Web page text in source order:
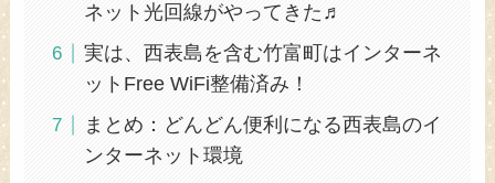
ネット光回線がやってきた♬
実は、西表島を含む竹富町はインターネ
ットFree WiFi整備済み！
まとめ：どんどん便利になる西表島のイ
ンターネット環境